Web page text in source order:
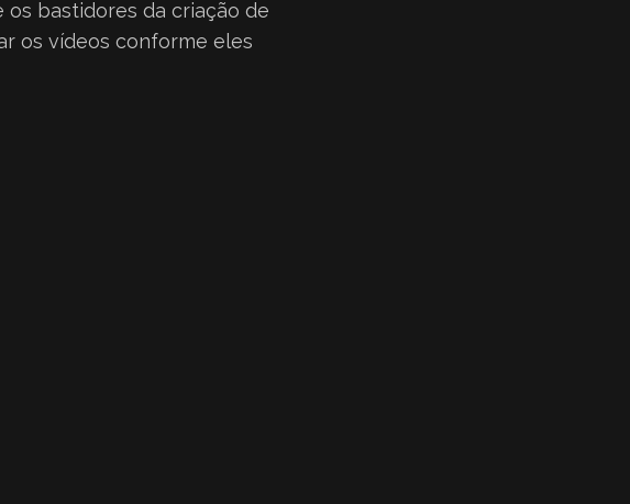
bastidores da criação de
os vídeos conforme eles